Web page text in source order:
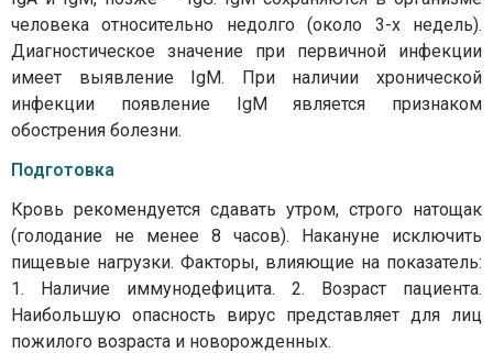
человека относительно недолго (около 3-х недель).
Диагностическое значение при первичной инфекции
имеет выявление IgM. При наличии хронической
инфекции появление IgM является признаком
обострения болезни.
Подготовка
Кровь рекомендуется сдавать утром, строго натощак
(голодание не менее 8 часов). Накануне исключить
пищевые нагрузки. Факторы, влияющие на показатель:
1. Наличие иммунодефицита. 2. Возраст пациента.
Наибольшую опасность вирус представляет для лиц
пожилого возраста и новорожденных.